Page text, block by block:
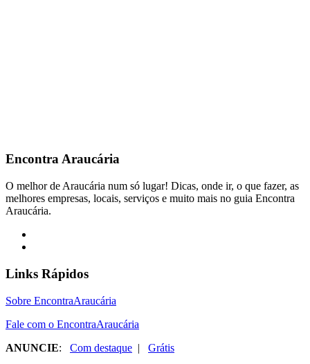
EncontraAraucária
O melhor de Araucária num só lugar! Dicas, onde ir, o que fazer, as
melhores empresas, locais, serviços e muito mais no guia Encontra
Araucária.
Links Rápidos
Sobre EncontraAraucária
Fale com o EncontraAraucária
ANUNCIE: Com destaque | Grátis